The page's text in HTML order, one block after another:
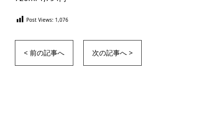
Post Views: 1,076
< 前の記事へ 次の記事へ >